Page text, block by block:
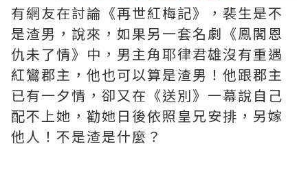
有網友在討論《再世紅梅記》，裴生是不
是渣男，說來，如果另一套名劇《鳯閣恩
仇未了情》中，男主角耶律君雄沒有重遇
紅鸞郡主，他也可以算是渣男！他跟郡主
已有一夕情，卻又在《送別》一幕說自己
配不上她，勸她日後依照皇兄安排，另嫁
他人！不是渣是什麼？ ​​​